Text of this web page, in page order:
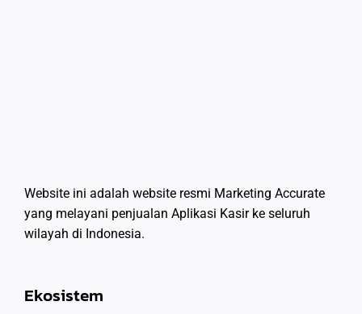
Website ini adalah website resmi Marketing Accurate
yang melayani penjualan Aplikasi Kasir ke seluruh
wilayah di Indonesia.
Ekosistem